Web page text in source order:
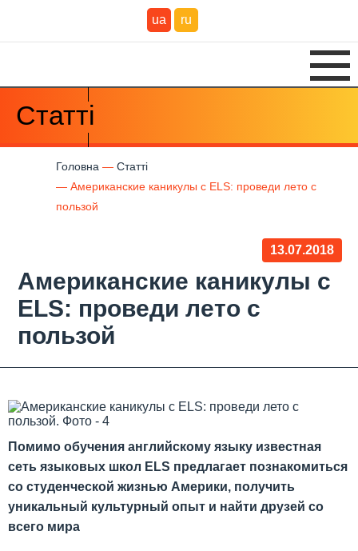
ua ru
Статті
Головна
Статті
Американские каникулы с ELS: проведи лето с
пользой
Американские каникулы с
ELS: проведи лето с
пользой
13.07.2018
Помимо обучения английскому языку известная
сеть языковых школ ELS предлагает познакомиться
со студенческой жизнью Америки, получить
уникальный культурный опыт и найти друзей со
всего мира